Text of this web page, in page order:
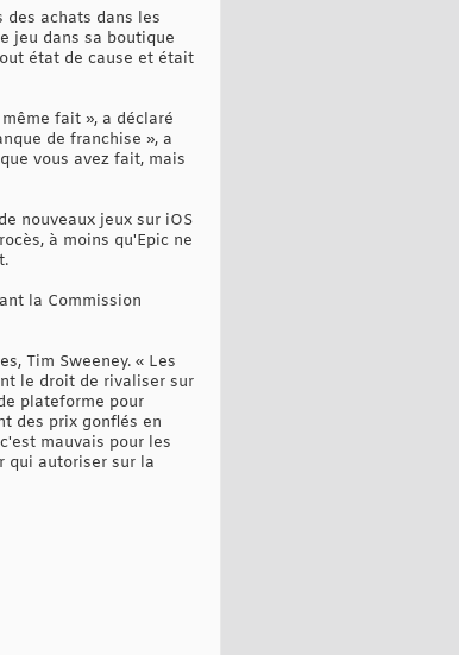
des achats dans les
jeu dans sa boutique
état de cause et était
fait », a déclaré
de franchise », a
vous avez fait, mais
nouveaux jeux sur iOS
à moins qu'Epic ne
la Commission
Tim Sweeney. « Les
le droit de rivaliser sur
plateforme pour
des prix gonflés en
mauvais pour les
qui autoriser sur la